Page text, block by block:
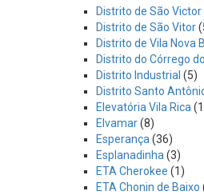
Distrito de São Victor
Distrito de São Vitor
Distrito de Vila Nova
Distrito do Córrego
Distrito Industrial (5)
Distrito Santo
Elevatória Vila Rica
Elvamar(8)
Esperança (36)
Esplanadinha (3)
ETA Cherokee (1)
ETA Chonin de Baixo